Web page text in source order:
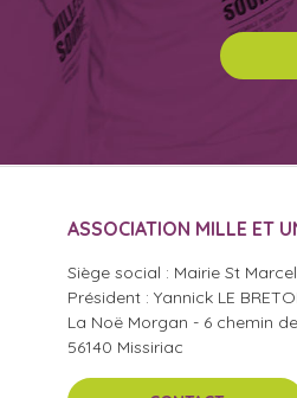
ASSOCIATION MILLE ET
Siège social : Mairie St
Président : Yannick LE
La Noë Morgan - 6 chemin
56140 Missiriac